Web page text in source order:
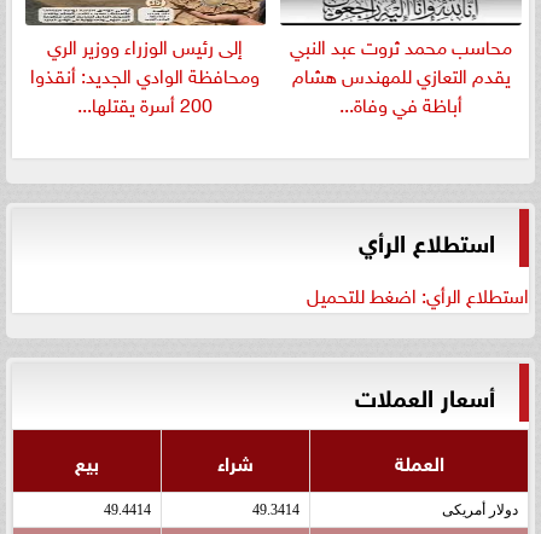
​محاسب محمد ثروت عبد النبي
يقدم التعازي للمهندس هشام
أباظة في وفاة...
إلى رئيس الوزراء ووزير الري
ومحافظة الوادي الجديد: أنقذوا
200 أسرة يقتلها...
استطلاع الرأي
استطلاع الرأي: اضغط للتحميل
أسعار العملات
العملة شراء بيع
دولار أمريكى 49.3414
49.4414